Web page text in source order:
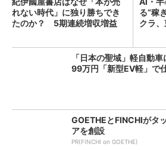
れない時代」に独り勝ちでき
たのか？ 5期連続増収増益
る“稼
クラ
「日本の聖域」軽自動
99万円「新型EV軽」で
GOETHEとFINCHIがタ
アを創設
PR(FINCHI on GOETHE)